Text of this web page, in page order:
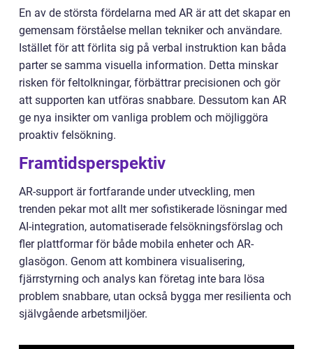
En av de största fördelarna med AR är att det skapar en
gemensam förståelse mellan tekniker och användare.
Istället för att förlita sig på verbal instruktion kan båda
parter se samma visuella information. Detta minskar
risken för feltolkningar, förbättrar precisionen och gör
att supporten kan utföras snabbare. Dessutom kan AR
ge nya insikter om vanliga problem och möjliggöra
proaktiv felsökning.
Framtidsperspektiv
AR-support är fortfarande under utveckling, men
trenden pekar mot allt mer sofistikerade lösningar med
AI-integration, automatiserade felsökningsförslag och
fler plattformar för både mobila enheter och AR-
glasögon. Genom att kombinera visualisering,
fjärrstyrning och analys kan företag inte bara lösa
problem snabbare, utan också bygga mer resilienta och
självgående arbetsmiljöer.